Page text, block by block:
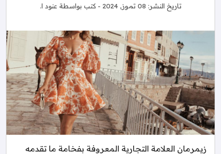
تاريخ النشر: 08 تموز, 2024 - كتب بواسطة عنود ا.
زيمرمان العلامة التجارية المعروفة بفخامة ما تقدمه